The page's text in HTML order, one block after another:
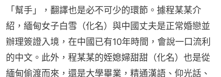
「幫手」，翻譯也是必不可少的環節。據程某某介
紹，緬甸女子白雪（化名）與中國丈夫是正常婚戀並
辦理簽證入境，在中國已有10年時間，會說一口流利
的中文。此外，程某某的姪媳婦甜甜（化名）也是從
緬甸偷渡而來，還是大學畢業，精通漢語、仰光話、